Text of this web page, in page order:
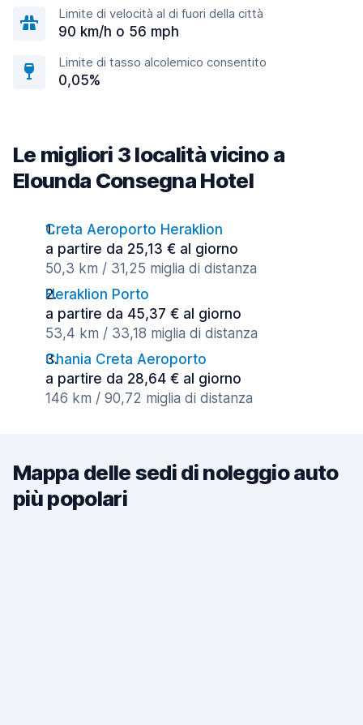
Limite di velocità al di fuori della città
90 km/h o 56 mph
Limite di tasso alcolemico consentito
0,05%
Le migliori 3 località vicino a
Elounda Consegna Hotel
Creta Aeroporto Heraklion
a partire da 25,13 € al giorno
50,3 km / 31,25 miglia di distanza
Heraklion Porto
a partire da 45,37 € al giorno
53,4 km / 33,18 miglia di distanza
Chania Creta Aeroporto
a partire da 28,64 € al giorno
146 km / 90,72 miglia di distanza
Mappa delle sedi di noleggio auto
più popolari